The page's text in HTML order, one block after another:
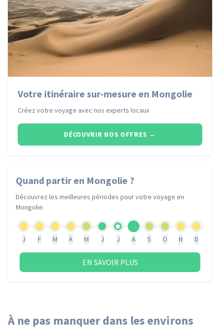
Votre itinéraire sur-mesure en Mongolie
Créez votre voyage avec nos experts locaux
DÉCOUVRIR NOS OFFRES →
Quand partiren Mongolie ?
Découvrez les meilleures périodes pour votre voyage en
Mongolie.
J F M A M J J A S O N D
EN SAVOIR PLUS
À ne pas manquer dans les environs